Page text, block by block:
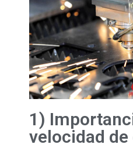
1)
velocidad